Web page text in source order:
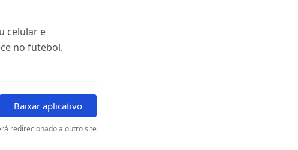
celular e
no futebol.
Baixar aplicativo
redirecionado a outro site